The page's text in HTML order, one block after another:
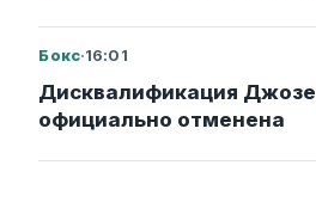
Бокс·16:01
Дисквалификация
официально отменена